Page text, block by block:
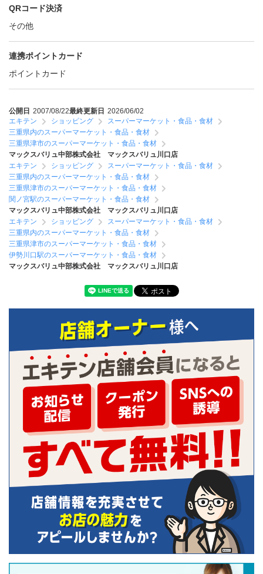
QRコード決済
その他
連携ポイントカード
ポイントカード
公開日 2007/08/22最終更新日 2026/06/02
エキテン
ショッピング
スーパーマーケット・食品・食材
三重県内のスーパーマーケット・食品・食材
三重県津市のスーパーマーケット・食品・食材
マックスバリュ中部株式会社 マックスバリュ川口店
エキテン
ショッピング
スーパーマーケット・食品・食材
三重県内のスーパーマーケット・食品・食材
三重県津市のスーパーマーケット・食品・食材
関ノ宮駅のスーパーマーケット・食品・食材
マックスバリュ中部株式会社 マックスバリュ川口店
エキテン
ショッピング
スーパーマーケット・食品・食材
三重県内のスーパーマーケット・食品・食材
三重県津市のスーパーマーケット・食品・食材
伊勢川口駅のスーパーマーケット・食品・食材
マックスバリュ中部株式会社 マックスバリュ川口店